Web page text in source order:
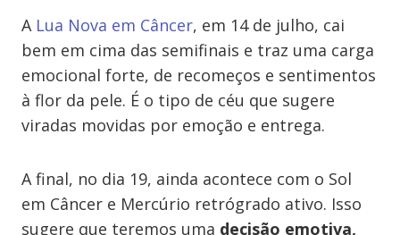
A Lua Nova em Câncer, em 14 de julho, cai
bem em cima das semifinais e traz uma carga
emocional forte, de recomeços e sentimentos
à flor da pele. É o tipo de céu que sugere
viradas movidas por emoção e entrega.
A final, no dia 19, ainda acontece com o Sol
em Câncer e Mercúrio retrógrado ativo. Isso
sugere que teremos uma decisão emotiva,